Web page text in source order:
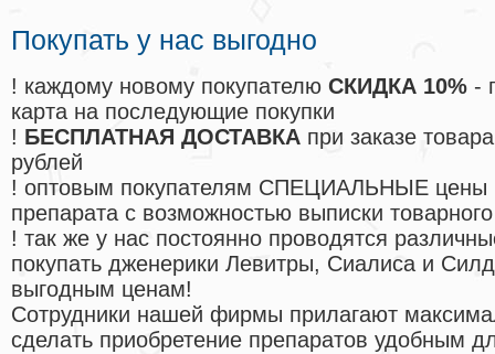
Покупать у нас выгодно
! каждому новому покупателю СКИДКА 10% -
карта на последующие покупки
! БЕСПЛАТНАЯ ДОСТАВКА при заказе
рублей
! оптовым покупателям СПЕЦИАЛЬНЫЕ цены
препарата с возможностью выписки
! так же у нас постоянно проводятся
покупать дженерики Левитры, Сиалиса и
выгодным ценам!
Cотрудники нашей фирмы прилагают
сделать приобретение препаратов удобным